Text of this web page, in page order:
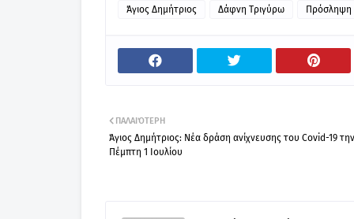
Άγιος Δημήτριος Δάφνη Τριγύρω Πρόσληψη
ΠΑΛΑΙΌΤΕΡΗ
Άγιος Δημήτριος: Νέα δράση ανίχνευσης του Covid-19 την
Πέμπτη 1 Ιουλίου